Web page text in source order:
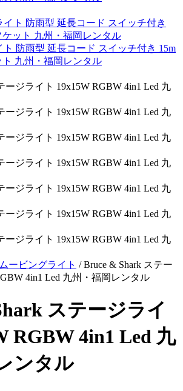
防雨型 延長コード スイッチ付き 15m
ト 九州・福岡レンタル
ムービングライト /Bruce & Shark ステー
4in1 Led 九州・福岡レンタル
ステージライ
RGBW 4in1 Led 九
ンタル